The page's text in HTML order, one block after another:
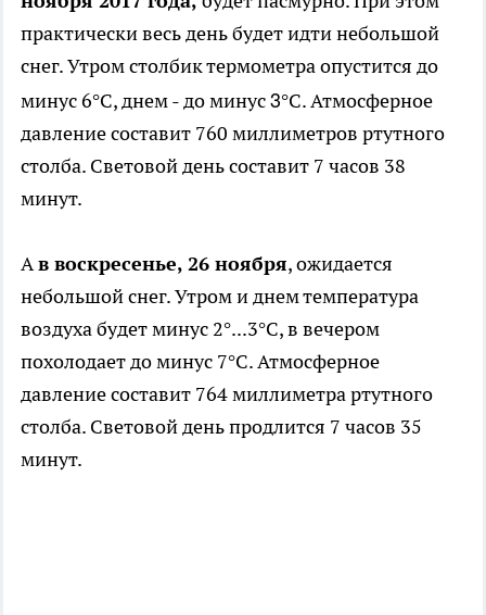
практически весь день будет идти небольшой
снег. Утром столбик термометра опустится до
минус 6°С, днем - до минус3°С. Атмосферное
давление составит 760 миллиметров ртутного
столба. Световой день составит 7 часов 38
минут.
Ав воскресенье, 26 ноября, ожидается
небольшой снег. Утром и днем температура
воздуха будет минус 2°...3°С, в вечером
похолодает до минус 7°С. Атмосферное
давление составит 764 миллиметра ртутного
столба. Световой день продлится 7 часов 35
минут.